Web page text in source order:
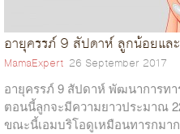
อายุครรภ์ 9 สัปดาห์ ลูกน้อยแล
MamaExpert 26 September 2017
อายุครรภ์ 9 สัปดาห์ พัฒนาการท
ตอนนี้ลูกจะมีความยาวประมาณ
ขณะนี้เอมบริโอดูเหมือนทารกม